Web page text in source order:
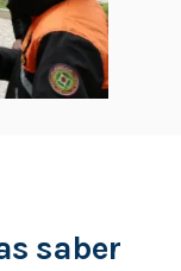
saber